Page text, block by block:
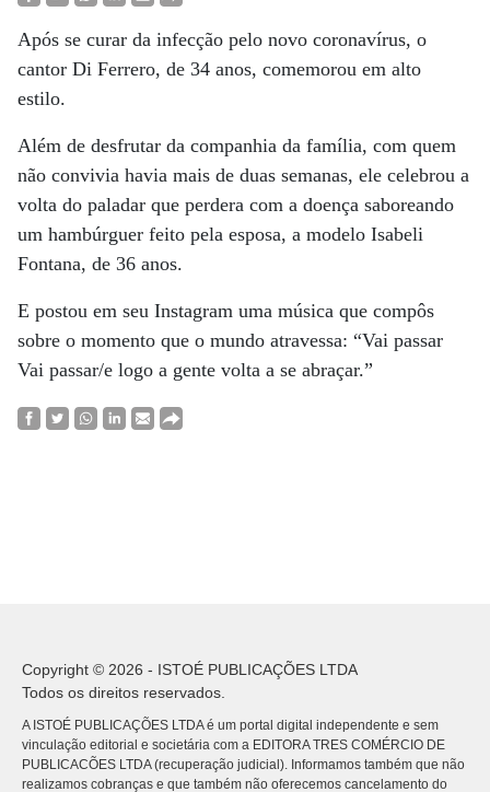
Após se curar da infecção pelo novo coronavírus, o
cantor Di Ferrero, de 34 anos, comemorou em alto
estilo.
Além de desfrutar da companhia da família, com quem
não convivia havia mais de duas semanas, ele celebrou a
volta do paladar que perdera com a doença saboreando
um hambúrguer feito pela esposa, a modelo Isabeli
Fontana, de 36 anos.
E postou em seu Instagram uma música que compôs
sobre o momento que o mundo atravessa: “Vai passar
Vai passar/e logo a gente volta a se abraçar.”
Copyright © 2026 - ISTOÉ PUBLICAÇÕES LTDA
Todos os direitos reservados.
A ISTOÉ PUBLICAÇÕES LTDA é um portal digital independente e sem
vinculação editorial e societária com a EDITORA TRES COMÉRCIO DE
PUBLICACÕES LTDA (recuperação judicial). Informamos também que não
realizamos cobranças e que também não oferecemos cancelamento do